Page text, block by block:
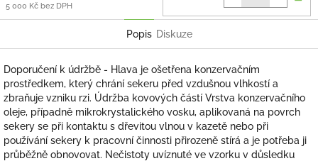
5 000 Kč bez DPH
Popis Diskuze
Doporučení k údržbě - Hlava je ošetřena konzervačním
prostředkem, který chrání sekeru před vzdušnou vlhkostí a
zbraňuje vzniku rzi. Údržba kovových částí Vrstva konzervačního
oleje, případně mikrokrystalického vosku, aplikovaná na povrch
sekery se při kontaktu s dřevitou vlnou v kazetě nebo při
používání sekery k pracovní činnosti přirozeně stírá a je potřeba ji
průběžně obnovovat. Nečistoty uvíznuté ve vzorku v důsledku